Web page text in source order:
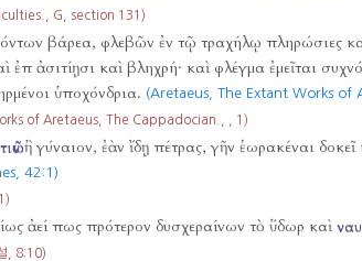
G, section 131)
βάρεα, φλεβῶν ἐν τῷ τραχήλῳ πληρώσιες
ἐπ ἀσιτίῃσι καὶ βληχρή· καὶ φλέγμα ἐμεῖται
ὑποχόνδρια. (Aretaeus, The Extant Works of
of Aretaeus, The Cappadocian., 1)
ἢ γύναιον, ἐὰν ἴδῃ πέτρας, γῆν ἑωρακέναι δοκεῖ
42:1)
ἀεί πως πρότερον δυσχεραίνων τὸ ὕδωρ καὶ
, 8:10)